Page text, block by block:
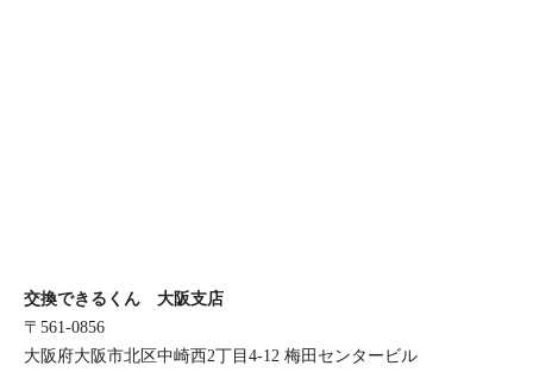
交換できるくん 大阪支店
〒561-0856
大阪府大阪市北区中崎西2丁目4-12 梅田センタービル